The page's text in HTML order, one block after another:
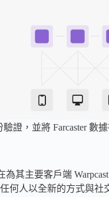
證，並將 Farcaster
為其主要客戶端
何人以全新的方式與